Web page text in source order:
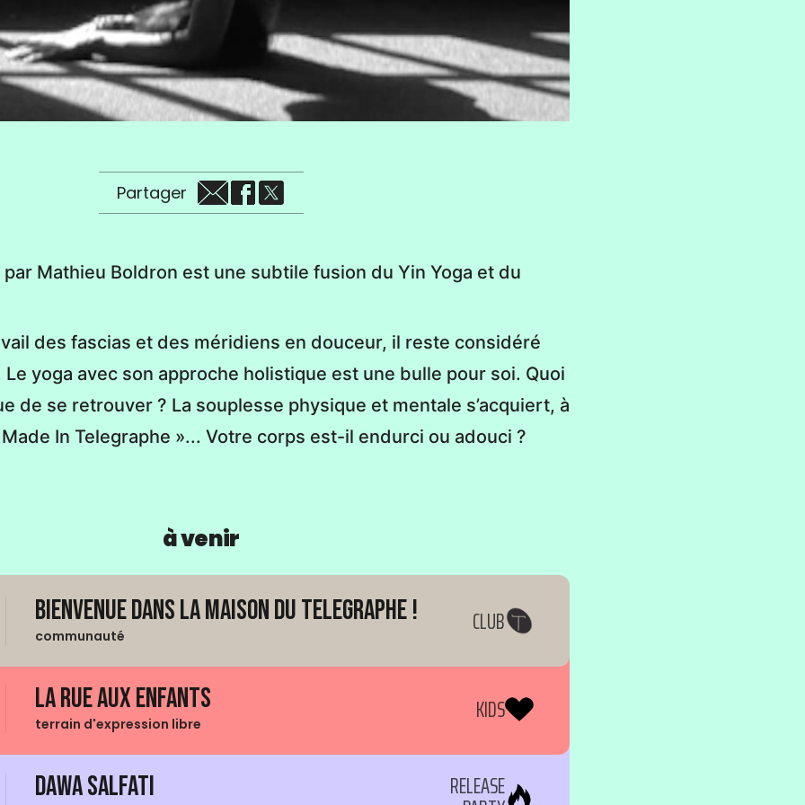
Partager
Mathieu Boldron est une subtile fusion du Yin Yoga et du
des fascias et des méridiens en douceur, il reste considéré
yoga avec son approche holistique est une bulle pour soi. Quoi
de se retrouver ? La souplesse physique et mentale s’acquiert, à
In Telegraphe »... Votre corps est-il endurci ou adouci ?
à venir
Bienvenue dans La Maison du Telegraphe !
communauté CLUB
La Rue aux enfants
terrain d'expression libre KIDS
Dawa Salfati RELEASE